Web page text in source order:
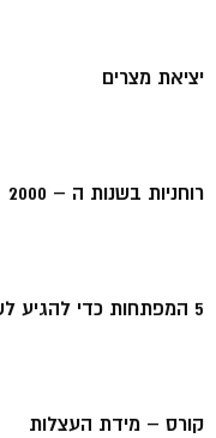
יציאת מצרים
רוחניות בשנות ה – 2000
5 המפתחות כדי להגיע לשלמות
קורס – מידת העצלות